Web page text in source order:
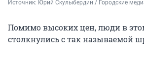
Источник: Юрий Скулыбердин / Городские
Помимо высоких цен, люди в
столкнулись с так называемой